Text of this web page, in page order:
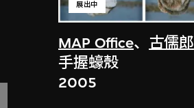
MAP Office、 古儒郎
展出中
手握蠔殼
2005